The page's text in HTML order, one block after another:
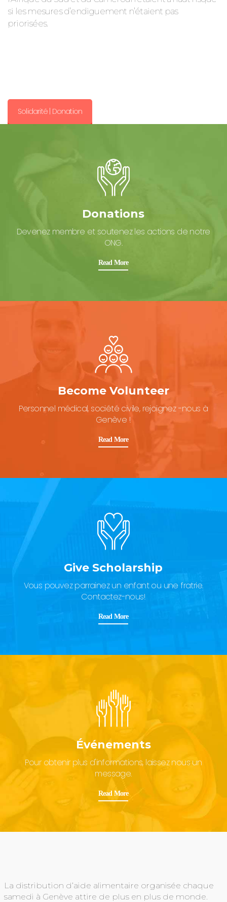
si les mesures d’endiguement n’étaient pas
priorisées.
Solidarité | Donation
Donations
Devenez membre et soutenez les actions de notre
ONG.
Read More
Become Volunteer
Personnel médical, société civile, rejoignez -nous à
Genève !
Read More
Give Scholarship
Vous pouvez parrainez un enfant ou une fratrie.
Contactez-nous!
Read More
Événements
Pour obtenir plus d'informations, laissez nous un
message.
Read More
La distribution d’aide alimentaire organisée chaque
samedi à Genève attire de plus en plus de monde.